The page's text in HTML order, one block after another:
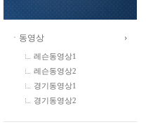
ㆍ동영상
레슨동영상1
레슨동영상2
경기동영상1
경기동영상2